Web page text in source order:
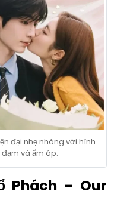
đại nhẹ nhàng với hình
và ấm áp.
Phách – Our